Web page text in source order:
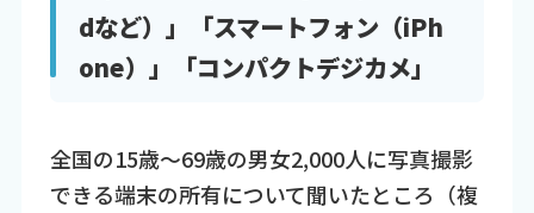
dなど）」「スマートフォン（iPh
one）」「コンパクトデジカメ」
全国の15歳～69歳の男女2,000人に写真撮影
できる端末の所有について聞いたところ（複